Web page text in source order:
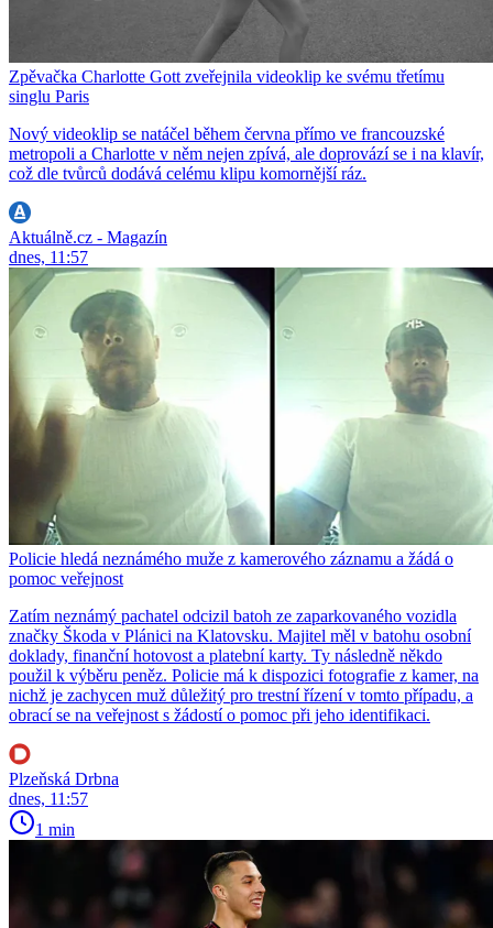
Zpěvačka Charlotte Gott zveřejnila videoklip ke svému třetímu
singlu Paris
Nový videoklip se natáčel během června přímo ve francouzské
metropoli a Charlotte v něm nejen zpívá, ale doprovází se i na klavír,
což dle tvůrců dodává celému klipu komornější ráz.
Aktuálně.cz - Magazín
dnes, 11:57
Policie hledá neznámého muže z kamerového záznamu a žádá o
pomoc veřejnost
Zatím neznámý pachatel odcizil batoh ze zaparkovaného vozidla
značky Škoda v Plánici na Klatovsku. Majitel měl v batohu osobní
doklady, finanční hotovost a platební karty. Ty následně někdo
použil k výběru peněz. Policie má k dispozici fotografie z kamer, na
nichž je zachycen muž důležitý pro trestní řízení v tomto případu, a
obrací se na veřejnost s žádostí o pomoc při jeho identifikaci.
Plzeňská Drbna
dnes, 11:57
1 min